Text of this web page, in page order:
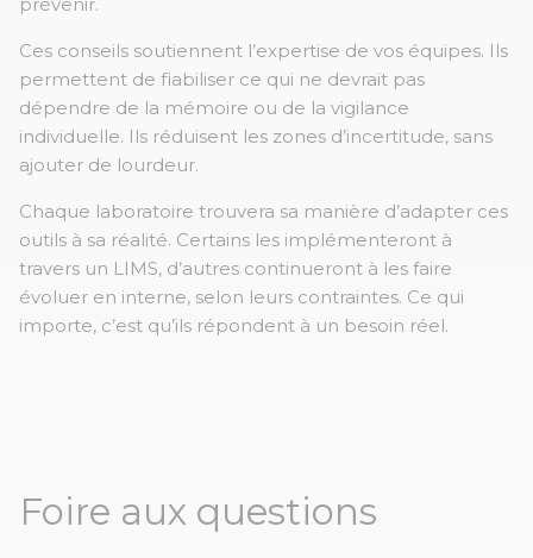
Ces conseils soutiennent l’expertise de vos équipes. Ils
permettent de fiabiliser ce qui ne devrait pas
dépendre de la mémoire ou de la vigilance
individuelle. Ils réduisent les zones d’incertitude, sans
ajouter de lourdeur.
Chaque laboratoire trouvera sa manière d’adapter ces
outils à sa réalité. Certains les implémenteront à
travers un LIMS, d’autres continueront à les faire
évoluer en interne, selon leurs contraintes. Ce qui
importe, c’est qu’ils répondent à un besoin réel.
Foire aux questions